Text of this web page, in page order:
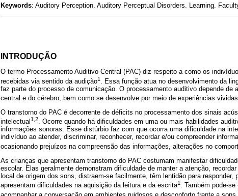
Keywords: Auditory Perception. Auditory Perceptual Disorders. Learning.
INTRODUÇÃO
O termo Processamento Auditivo Central (PAC) diz respeito a como os
recebidas via sentido da audição1
. Essa função atua no desenvolvimento da
faz parte do processo de comunicação. O processamento auditivo depende
central e do cérebro, bem como se desenvolve por meio de experiências
O transtorno do PAC é decorrente de déficits no processamento dos sinais
intelectual 1,2. Ocorre quando há dificuldades em uma ou mais habilidades
informações sonoras. Esse distúrbio faz com que ocorra uma dificuldade na
indivíduo ao atender, discriminar, reconhecer, recordar e/ou compreender
ocasionando prejuízos na compreensão das informações, alterações no
As crianças que apresentam transtorno do PAC costumam manifestar
escolar. Elas geralmente demonstram dificuldade de manter a atenção,
local de origem dos sons, distraem-se facilmente, têm lentidão para
apresentam dificuldades na aquisição da leitura e da escrita1 . Também pode-